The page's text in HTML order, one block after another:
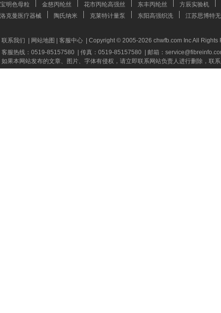
宝明色母粒
金慈丙纶丝 花市丙纶高强丝 东丰丙纶丝
方辰实验机
洛克曼医疗器械
陶氏纳米 克莱特计量泵 东阳高强织洗 江苏思博特
联系我们 | 网站地图 | 客服中心 | Copyright © 2005-2026 chwfb.com Inc All Rights
客服热线：0519-85157580 | 传真：0519-85157580 | 邮箱：
如果本网站发布的文章、图片、字体有侵权，请立即联系网站负责人进行删除，联